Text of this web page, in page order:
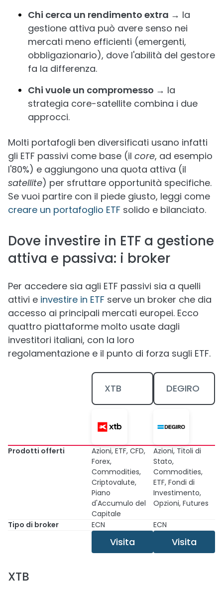
Chi cerca un rendimento extra → la
gestione attiva può avere senso nei
mercati meno efficienti (emergenti,
obbligazionario), dove l'abilità del gestore
fa la differenza.
Chi vuole un compromesso → la
strategia core-satellite combina i due
approcci.
Molti portafogli ben diversificati usano infatti
gli ETF passivi come base (il core, ad esempio
l'80%) e aggiungono una quota attiva (il
satellite) per sfruttare opportunità specifiche.
Se vuoi partire con il piede giusto, leggi come
creare un portafoglio ETF solido e bilanciato.
Dove investire in ETF a gestione
attiva e passiva: i broker
Per accedere sia agli ETF passivi sia a quelli
attivi e investire in ETF serve un broker che dia
accesso ai principali mercati europei. Ecco
quattro piattaforme molto usate dagli
investitori italiani, con la loro
regolamentazione e il punto di forza sugli ETF.
XTB DEGIRO
Prodotti offerti
Azioni, ETF, CFD,
Forex,
Commodities,
Criptovalute,
Piano
d'Accumulo del
Capitale
Azioni, Titoli di
Stato,
Commodities,
ETF, Fondi di
Investimento,
Opzioni, Futures
Tipo di broker ECN ECN
Visita Visita
XTB